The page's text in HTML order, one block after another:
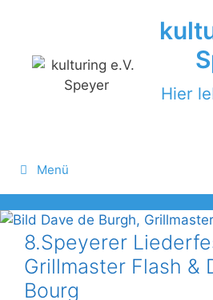
Hier
Menü
8.Speyerer
Grillmaster Flash &
Bourg